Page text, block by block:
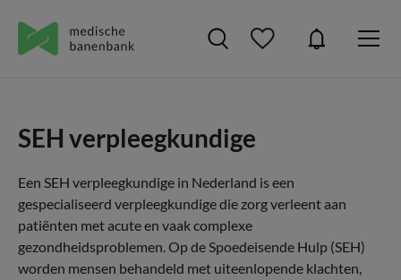
SEH verpleegkundige
Een SEH verpleegkundige in Nederland is een
gespecialiseerd verpleegkundige die zorg verleent aan
patiënten met acute en vaak complexe
gezondheidsproblemen. Op de Spoedeisende Hulp (SEH)
worden mensen behandeld met uiteenlopende klachten,